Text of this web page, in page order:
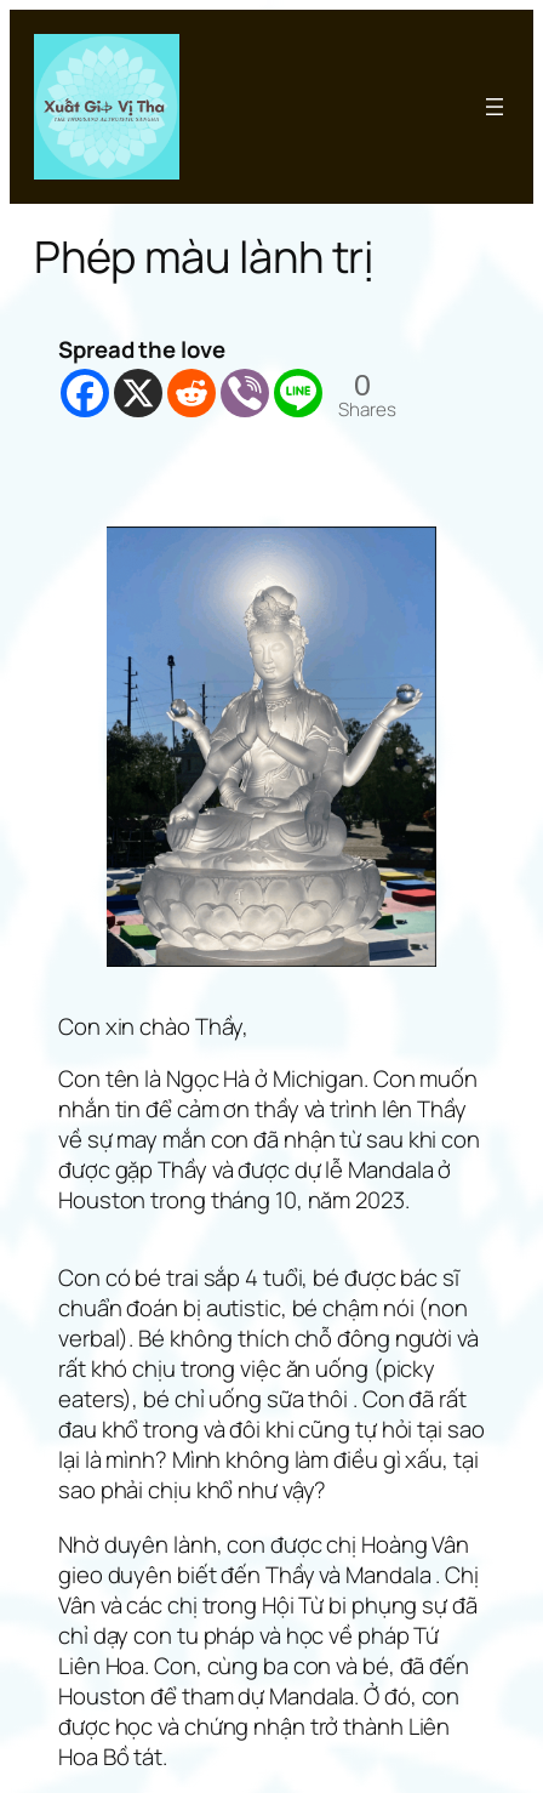
phần
nội
dung
Phép màu lành trị
Spread the love
0
Shares
Con xin chào Thầy,
Con tên là Ngọc Hà ở Michigan. Con muốn
nhắn tin để cảm ơn thầy và trình lên Thầy
về sự may mắn con đã nhận từ sau khi con
được gặp Thầy và được dự lễ Mandala ở
Houston trong tháng 10, năm 2023.
Con có bé trai sắp 4 tuổi, bé được bác sĩ
chuẩn đoán bị autistic, bé chậm nói (non
verbal). Bé không thích chỗ đông người và
rất khó chịu trong việc ăn uống (picky
eaters), bé chỉ uống sữa thôi . Con đã rất
đau khổ trong và đôi khi cũng tự hỏi tại sao
lại là mình? Mình không làm điều gì xấu, tại
sao phải chịu khổ như vậy?
Nhờ duyên lành, con được chị Hoàng Vân
gieo duyên biết đến Thầy và Mandala . Chị
Vân và các chị trong Hội Từ bi phụng sự đã
chỉ dạy con tu pháp và học về pháp Tứ
Liên Hoa. Con, cùng ba con và bé, đã đến
Houston để tham dự Mandala. Ở đó, con
được học và chứng nhận trở thành Liên
Hoa Bồ tát.